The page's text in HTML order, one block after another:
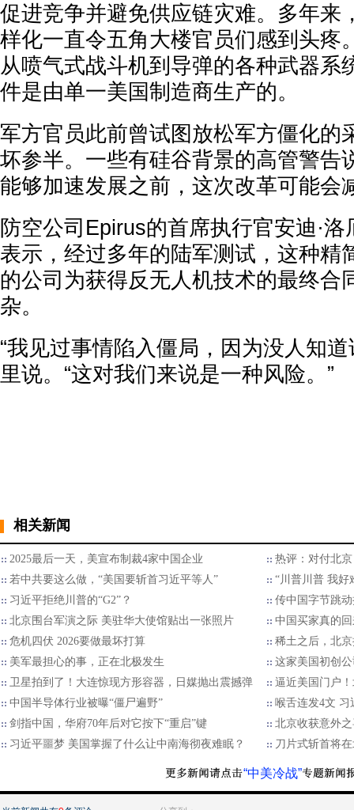
促进竞争并避免供应链灾难。多年来
样化一直令五角大楼官员们感到头疼
从喷气式战斗机到导弹的各种武器系
件是由单一美国制造商生产的。
军方官员此前曾试图放松军方僵化的
坏参半。一些有硅谷背景的高管警告
能够加速发展之前，这次改革可能会
防空公司Epirus的首席执行官安迪·
表示，经过多年的陆军测试，这种精
的公司为获得反无人机技术的最终合
杂。
“我见过事情陷入僵局，因为没人知
里说。“这对我们来说是一种风险。”
相关新闻
2025最后一天，美宣布制裁4家中国企业
热评：对付北
若中共要这么做，“美国要斩首习近平等人”
“川普川普 我好
习近平拒绝川普的“G2”？
传中国字节跳
北京围台军演之际 美驻华大使馆贴出一张照片
中国买家真的
危机四伏 2026要做最坏打算
稀土之后，北
美军最担心的事，正在北极发生
这家美国初创
卫星拍到了！大连惊现方形容器，日媒抛出震撼弹
逼近美国门户
中国半导体行业被曝“僵尸遍野”
喉舌连发4文 习
剑指中国，华府70年后对它按下“重启”键
北京收获意外
习近平噩梦 美国掌握了什么让中南海彻夜难眠？
刀片式斩首将
“中美冷战”